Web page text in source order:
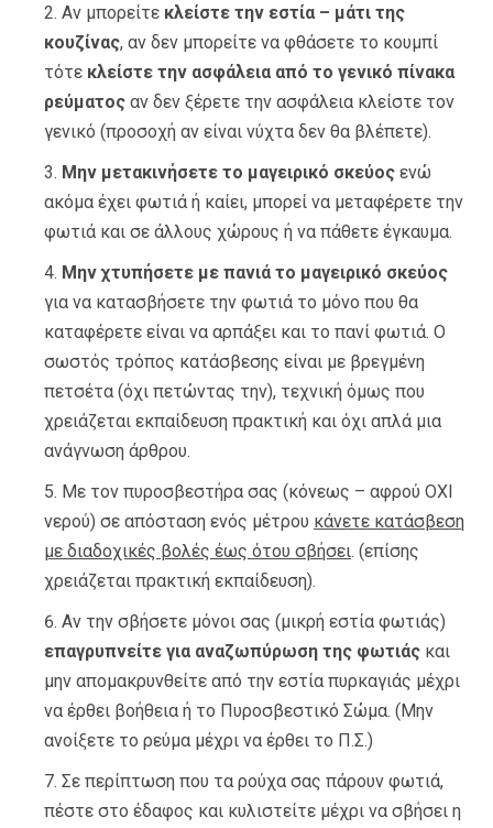
Αν μπορείτε κλείστε την εστία – μάτι της
κουζίνας, αν δεν μπορείτε να φθάσετε το κουμπί
τότε κλείστε την ασφάλεια από το γενικό πίνακα
ρεύματος αν δεν ξέρετε την ασφάλεια κλείστε τον
γενικό (προσοχή αν είναι νύχτα δεν θα βλέπετε).
Μην μετακινήσετε το μαγειρικό σκεύος ενώ
ακόμα έχει φωτιά ή καίει, μπορεί να μεταφέρετε την
φωτιά και σε άλλους χώρους ή να πάθετε έγκαυμα.
Μην χτυπήσετε με πανιά το μαγειρικό σκεύος
για να κατασβήσετε την φωτιά το μόνο που θα
καταφέρετε είναι να αρπάξει και το πανί φωτιά. Ο
σωστός τρόπος κατάσβεσης είναι με βρεγμένη
πετσέτα (όχι πετώντας την), τεχνική όμως που
χρειάζεται εκπαίδευση πρακτική και όχι απλά μια
ανάγνωση άρθρου.
Με τον πυροσβεστήρα σας (κόνεως – αφρού ΟΧΙ
νερού) σε απόσταση ενός μέτρου κάνετε κατάσβεση
με διαδοχικές βολές έως ότου σβήσει. (επίσης
χρειάζεται πρακτική εκπαίδευση).
Αν την σβήσετε μόνοι σας (μικρή εστία φωτιάς)
επαγρυπνείτε για αναζωπύρωση της φωτιάς και
μην απομακρυνθείτε από την εστία πυρκαγιάς μέχρι
να έρθει βοήθεια ή το Πυροσβεστικό Σώμα. (Μην
ανοίξετε το ρεύμα μέχρι να έρθει το Π.Σ.)
Σε περίπτωση που τα ρούχα σας πάρουν φωτιά,
πέστε στο έδαφος και κυλιστείτε μέχρι να σβήσει η